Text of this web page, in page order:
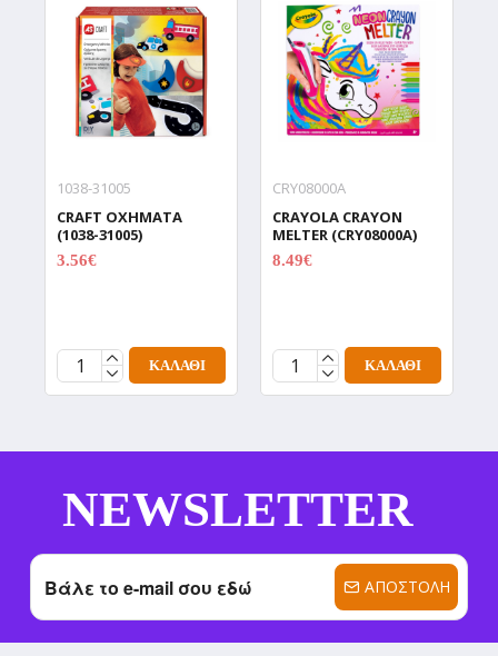
1038-31005
CRAFT ΟΧΗΜΑΤΑ
(1038-31005)
3.56€
ΚΑΛΆΘΙ
CRY08000A
CRAYOLA CRAYON
MELTER (CRY08000A)
8.49€
ΚΑΛΆΘΙ
NEWSLETTER
ΑΠΟΣΤΟΛΉ